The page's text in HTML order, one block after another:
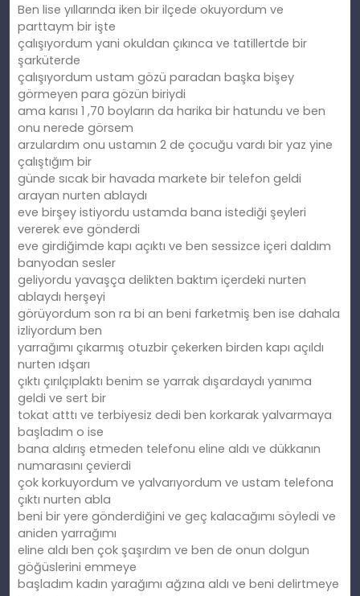
Ben lise yıllarında iken bir ilçede okuyordum ve
parttaym bir işte
çalışıyordum yani okuldan çıkınca ve tatillertde bir
şarküterde
çalışıyordum ustam gözü paradan başka bişey
görmeyen para gözün biriydi
ama karısı 1 ,70 boyların da harika bir hatundu ve ben
onu nerede görsem
arzulardım onu ustamın 2 de çocuğu vardı bir yaz yine
çalıştığım bir
günde sıcak bir havada markete bir telefon geldi
arayan nurten ablaydı
eve birşey istiyordu ustamda bana istediği şeyleri
vererek eve gönderdi
eve girdiğimde kapı açıktı ve ben sessizce içeri daldım
banyodan sesler
geliyordu yavaşça delikten baktım içerdeki nurten
ablaydı herşeyi
görüyordum son ra bi an beni farketmiş ben ise dahala
izliyordum ben
yarrağımı çıkarmış otuzbir çekerken birden kapı açıldı
nurten ıdşarı
çıktı çırılçıplaktı benim se yarrak dışardaydı yanıma
geldi ve sert bir
tokat atttı ve terbiyesiz dedi ben korkarak yalvarmaya
başladım o ise
bana aldırış etmeden telefonu eline aldı ve dükkanın
numarasını çevierdi
çok korkuyordum ve yalvarıyordum ve ustam telefona
çıktı nurten abla
beni bir yere gönderdiğini ve geç kalacağımı söyledi ve
aniden yarrağımı
eline aldı ben çok şaşırdım ve ben de onun dolgun
göğüslerini emmeye
başladım kadın yarağımı ağzına aldı ve beni delirtmeye